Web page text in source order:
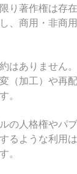
り著作権は存
、商用・非商
はありません
（加工）や再
。
の人格権やパ
るような利用
。